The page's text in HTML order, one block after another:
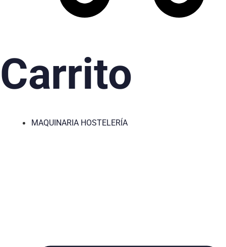
Carrito
MAQUINARIA HOSTELERÍA